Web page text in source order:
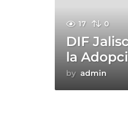
17 0
DIF
la
by admin